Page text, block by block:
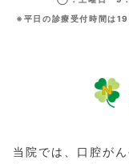
※平日の診療受付時間は
当院では、口腔が